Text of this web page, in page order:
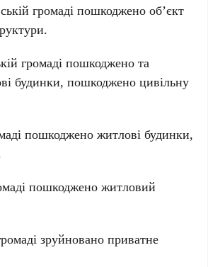
громаді пошкоджено об’єкт
громаді пошкоджено та
будинки, пошкоджено цивільну
пошкоджено житлові будинки,
пошкоджено житловий
зруйновано приватне